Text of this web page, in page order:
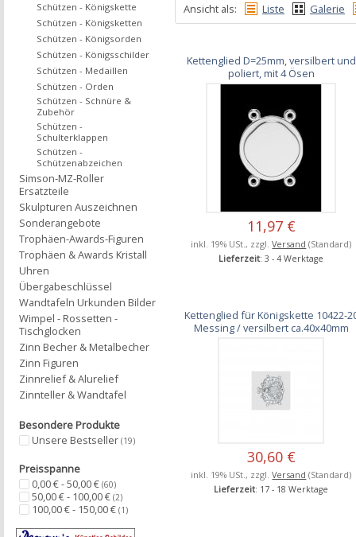
Ansicht als: Liste Galerie
Kettenglied D=25mm, versilbert und
poliert, mit 4 Ösen
11,97 €
inkl. 19% USt., zzgl.Versand (Standard)
Lieferzeit: 3 - 4 Werktage
Kettenglied für Königskette 10422-
Messing / versilbert ca.40x40mm
30,60 €
inkl. 19% USt., zzgl.Versand (Standard)
Lieferzeit: 17 - 18 Werktage
Schützen - Königskette
Schützen - Königsketten
Schützen - Königsorden
Schützen - Königsschilder
Schützen - Medaillen
Schützen - Orden
Schützen - Schnüre &
Zubehör
Schützen -
Schulterklappen
Schützen -
Schützenabzeichen
Simson-MZ-Roller
Ersatzteile
Skulpturen Auszeichnen
Sonderangebote
Trophäen-Awards-Figuren
Trophäen & Awards Kristall
Uhren
Übergabeschlüssel
Wandtafeln Urkunden Bilder
Wimpel - Rossetten -
Tischglocken
Zinn Becher & Metalbecher
Zinn Figuren
Zinnrelief & Alurelief
Zinnteller & Wandtafel
Besondere Produkte
Unsere Bestseller (19)
Preisspanne
0,00 € - 50,00 € (60)
50,00 € - 100,00 € (2)
100,00 € - 150,00 € (1)